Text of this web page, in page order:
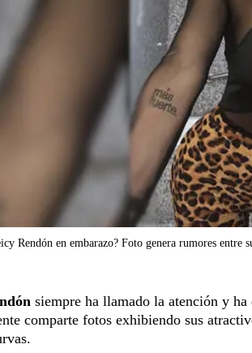
Rendón en embarazo? Foto genera rumores entre
siempre ha llamado la atención y
comparte fotos exhibiendo sus